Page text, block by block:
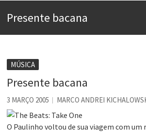
Se queres salvar o mundo, o veganismo
Tem que filmar isso daí
A construção da urbanidade
Aprender a fracassar é o segredo do sucesso
Presente bacana
MÚSICA
Presente bacana
3 MARÇO 2005 MARCO ANDREI
O Paulinho voltou de sua viagem com um